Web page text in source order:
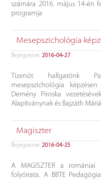
számára 2016. május 14-én
programja
Mesepszichológia
Bejegyezve:2016-04-27
Tizenöt hallgatónk
mesepszichológia
Demény Piroska
Alapítványnak és Bajzáth
Magiszter
Bejegyezve:2016-04-25
A MAGISZTER a romániai
folyóirata. A BBTE